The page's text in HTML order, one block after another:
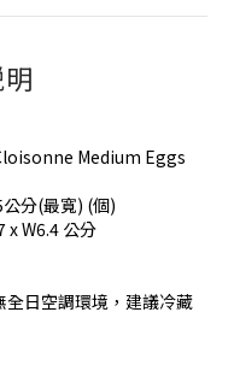
Medium Eggs
分(最寬) (個)
x W6.4 公分
全日空調環境，建議冷藏